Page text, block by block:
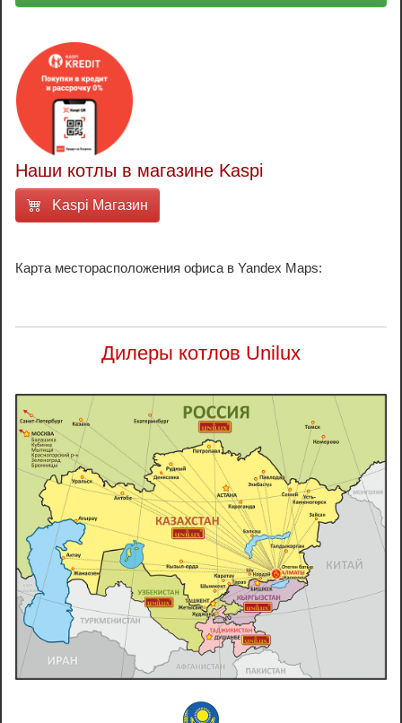
Наши котлы в магазине Kaspi
Kaspi Магазин
Карта месторасположения офиса в Yandex Maps:
Дилеры котлов Unilux